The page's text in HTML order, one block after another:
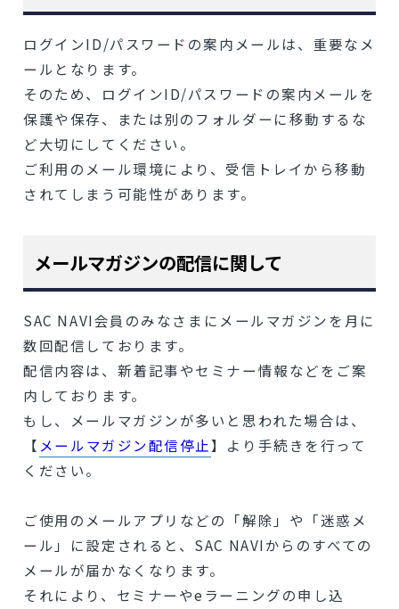
ログインID/パスワードの案内メールは、重要なメ
ールとなります。
そのため、ログインID/パスワードの案内メールを
保護や保存、または別のフォルダーに移動するな
ど大切にしてください。
ご利用のメール環境により、受信トレイから移動
されてしまう可能性があります。
メールマガジンの配信に関して
SAC NAVI会員のみなさまにメールマガジンを月に
数回配信しております。
配信内容は、新着記事やセミナー情報などをご案
内しております。
もし、メールマガジンが多いと思われた場合は、
【 メールマガジン配信停止】より手続きを行って
ください。
ご使用のメールアプリなどの「解除」や「迷惑メ
ール」に設定されると、SAC NAVIからのすべての
メールが届かなくなります。
それにより、セミナーやeラーニングの申し込